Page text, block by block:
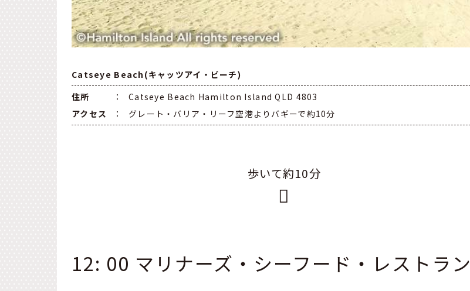
Catseye Beach(キャッツアイ・ビーチ)
住所
：
Catseye Beach Hamilton Island QLD 4803
アクセス
： グレート・バリア・リーフ空港よりバギーで約10分
歩いて約10分
12: 00 マリナーズ・シーフード・レストラン